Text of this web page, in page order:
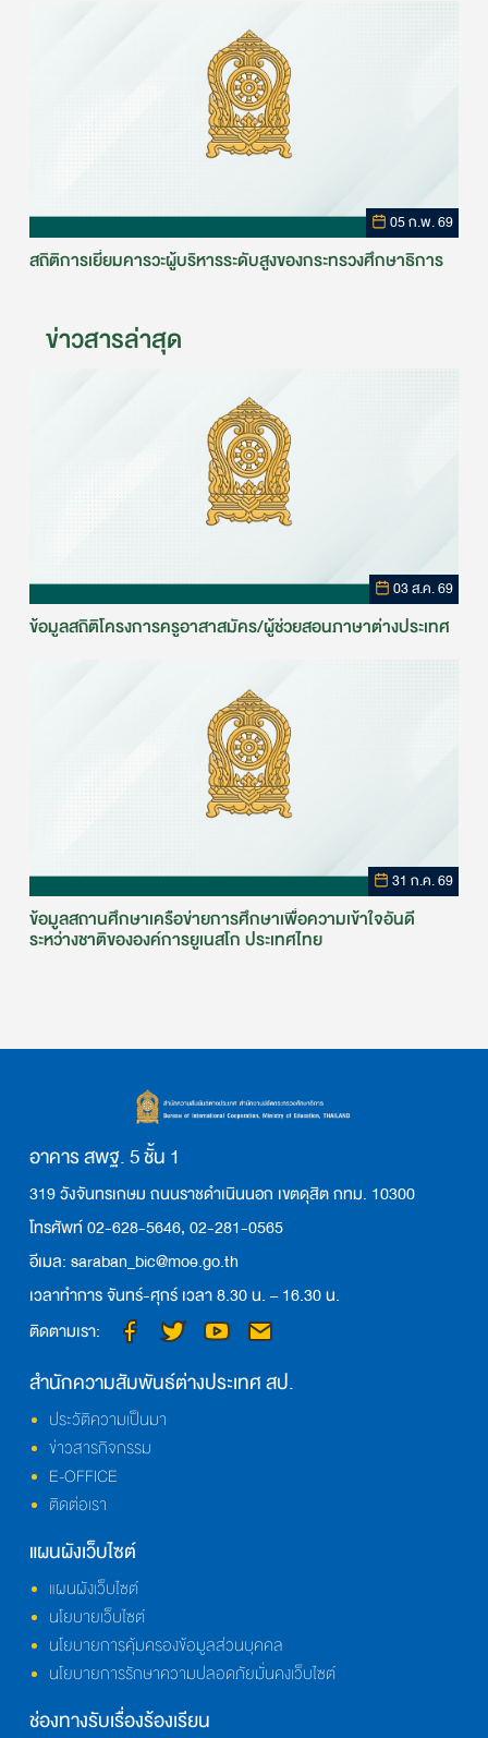
05 ก.พ. 69
สถิติการเยี่ยมคารวะผู้บริหารระดับสูงของกระทรวงศึกษาธิการ
ข่าวสารล่าสุด
03 ส.ค. 69
ข้อมูลสถิติโครงการครูอาสาสมัคร/ผู้ช่วยสอนภาษาต่างประเทศ
31 ก.ค. 69
ข้อมูลสถานศึกษาเครือข่ายการศึกษาเพื่อความเข้าใจอันดี
ระหว่างชาติขององค์การยูเนสโก ประเทศไทย
อาคาร สพฐ. 5 ชั้น 1
319 วังจันทรเกษม ถนนราชดำเนินนอก เขตดุสิต กทม. 10300
โทรศัพท์ 02-628-5646, 02-281-0565
อีเมล: saraban_bic@moe.go.th
เวลาทำการ จันทร์-ศุกร์ เวลา 8.30 น. – 16.30 น.
ติดตามเรา:
สำนักความสัมพันธ์ต่างประเทศ สป.
ประวัติความเป็นมา
ข่าวสารกิจกรรม
E-OFFICE
ติดต่อเรา
แผนผังเว็บไซต์
แผนผังเว็บไซต์
นโยบายเว็บไซต์
นโยบายการคุ้มครองข้อมูลส่วนบุคคล
นโยบายการรักษาความปลอดภัยมั่นคงเว็บไซต์
ช่องทางรับเรื่องร้องเรียน